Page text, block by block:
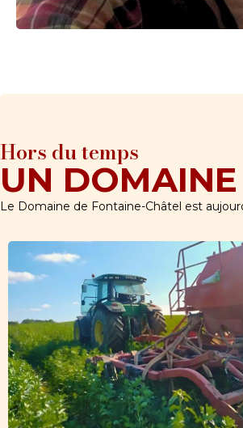
Hors du temps
UN
Le Domaine de Fontaine-Châtel est